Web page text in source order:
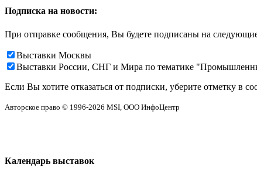
Подписка на новости:
При отправке сообщения, Вы будете подписаны на
Выставки Москвы
Выставки России, СНГ и Мира по тематике
Если Вы хотите отказаться от подписки, уберите отметку в
Авторское право © 1996-2026 MSI, ООО ИнфоЦентр
Календарь выставок